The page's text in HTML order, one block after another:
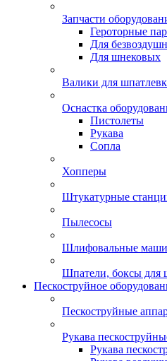
Запчасти
Героторные
Для
Для шнековых
Валики для
Оснастка
Пистолеты
Рукава
Сопла
Хопперы
Штукатурные
Пылесосы
Шлифовальные
Шпатели, боксы для
Пескоструйное
Пескоструйные
Рукава
Рукава